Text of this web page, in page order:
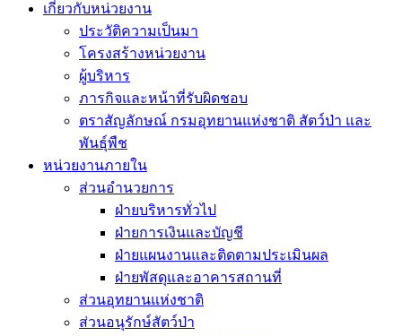
เกี่ยวกับหน่วยงาน
ประวัติความเป็นมา
โครงสร้างหน่วยงาน
ผู้บริหาร
ภารกิจและหน้าที่รับผิดชอบ
ตราสัญลักษณ์ กรมอุทยานแห่งชาติ สัตว์ป่า และ
พันธุ์พืช
หน่วยงานภายใน
ส่วนอำนวยการ
ฝ่ายบริหารทั่วไป
ฝ่ายการเงินและบัญชี
ฝ่ายแผนงานและติดตามประเมินผล
ฝ่ายพัสดุและอาคารสถานที่
ส่วนอุทยานแห่งชาติ
ส่วนอนุรักษ์สัตว์ป่า